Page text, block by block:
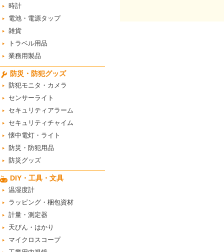
時計
電池・電源タップ
雑貨
トラベル用品
業務用製品
防災・防犯グッズ
防犯モニタ・カメラ
センサーライト
セキュリティアラーム
セキュリティチャイム
懐中電灯・ライト
防災・防犯用品
防災グッズ
DIY・工具・文具
温湿度計
ラッピング・梱包資材
計量・測定器
天びん・はかり
マイクロスコープ